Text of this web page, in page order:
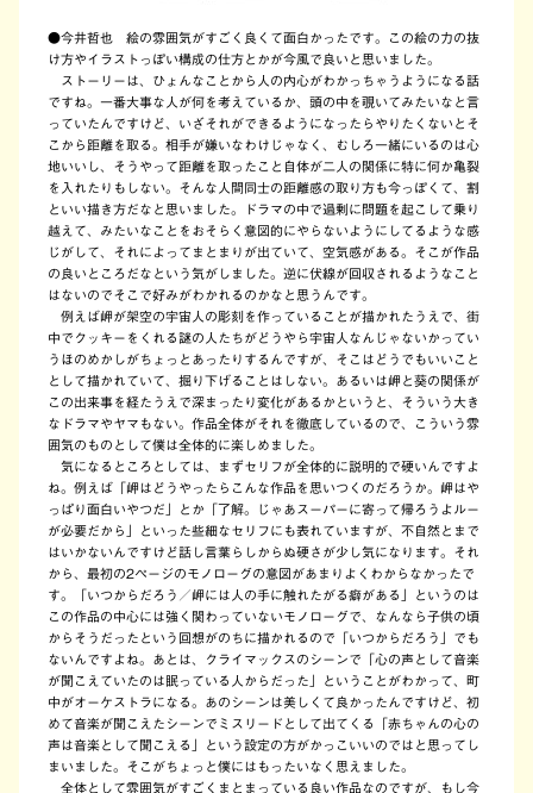
●今井哲也 絵の雰囲気がすごく良くて面白かったです。この絵の力の抜
け方やイラストっぽい構成の仕方とかが今風で良いと思いました。
ストーリーは、ひょんなことから人の内心がわかっちゃうようになる話
ですね。一番大事な人が何を考えているか、頭の中を覗いてみたいなと言
っていたんですけど、いざそれができるようになったらやりたくないとそ
こから距離を取る。相手が嫌いなわけじゃなく、むしろ一緒にいるのは心
地いいし、そうやって距離を取ったこと自体が二人の関係に特に何か亀裂
を入れたりもしない。そんな人間同士の距離感の取り方も今っぽくて、割
といい描き方だなと思いました。ドラマの中で過剰に問題を起こして乗り
越えて、みたいなことをおそらく意図的にやらないようにしてるような感
じがして、それによってまとまりが出ていて、空気感がある。そこが作品
の良いところだなという気がしました。逆に伏線が回収されるようなこと
はないのでそこで好みがわかれるのかなと思うんです。
例えば岬が架空の宇宙人の彫刻を作っていることが描かれたうえで、街
中でクッキーをくれる謎の人たちがどうやら宇宙人なんじゃないかってい
うほのめかしがちょっとあったりするんですが、そこはどうでもいいこと
として描かれていて、掘り下げることはしない。あるいは岬と葵の関係が
この出来事を経たうえで深まったり変化があるかというと、そういう大き
なドラマやヤマもない。作品全体がそれを徹底しているので、こういう雰
囲気のものとして僕は全体的に楽しめました。
気になるところとしては、まずセリフが全体的に説明的で硬いんですよ
ね。例えば「岬はどうやったらこんな作品を思いつくのだろうか。岬はや
っぱり面白いやつだ」とか「了解。じゃあスーパーに寄って帰ろうよルー
が必要だから」といった些細なセリフにも表れていますが、不自然とまで
はいかないんですけど話し言葉らしからぬ硬さが少し気になります。それ
から、最初の2ページのモノローグの意図があまりよくわからなかったで
す。「いつからだろう／岬には人の手に触れたがる癖がある」というのは
この作品の中心には強く関わっていないモノローグで、なんなら子供の頃
からそうだったという回想がのちに描かれるので「いつからだろう」でも
ないんですよね。あとは、クライマックスのシーンで「心の声として音楽
が聞こえていたのは眠っている人からだった」ということがわかって、町
中がオーケストラになる。あのシーンは美しくて良かったんですけど、初
めて音楽が聞こえたシーンでミスリードとして出てくる「赤ちゃんの心の
声は音楽として聞こえる」という設定の方がかっこいいのではと思ってし
まいました。そこがちょっと僕にはもったいなく思えました。
全体として雰囲気がすごくまとまっている良い作品なのですが、もし今